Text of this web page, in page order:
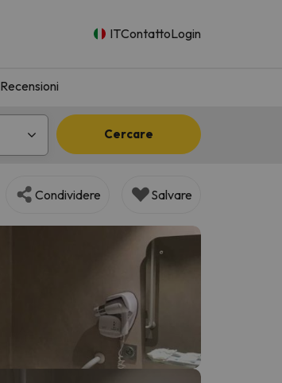
ITContattoLogin
Recensioni
Cercare
Condividere Salvare